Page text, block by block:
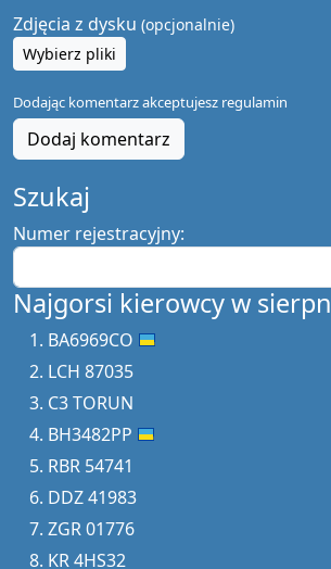
Zdjęcia z dysku (opcjonalnie)
Wybierz pliki
Dodając komentarz akceptujesz regulamin
Dodaj komentarz
Szukaj
Numer rejestracyjny:
Najgorsi kierowcy w
BA6969CO
LCH 87035
C3 TORUN
BH3482PP
RBR 54741
DDZ 41983
ZGR 01776
KR 4HS32